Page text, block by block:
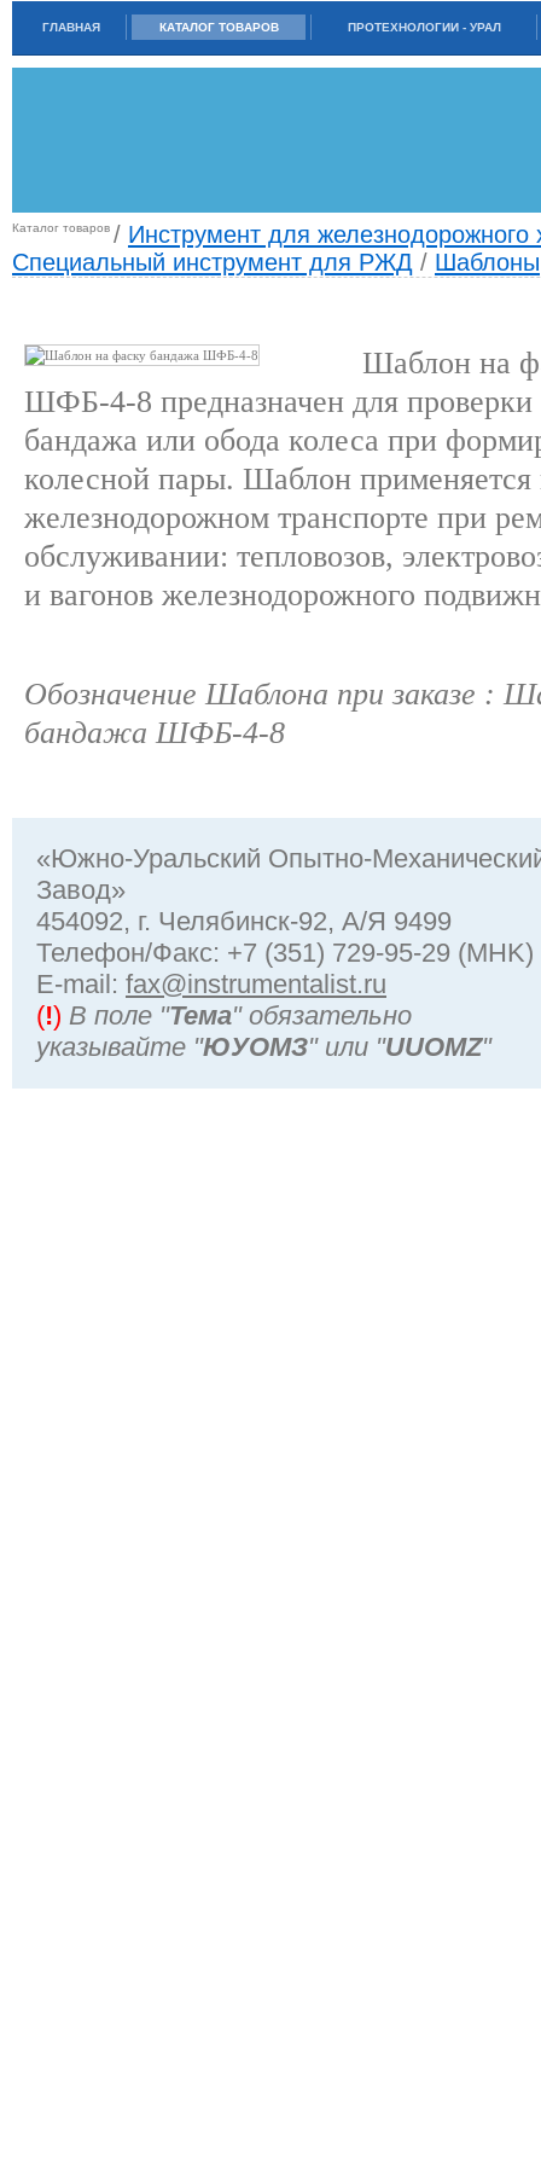
ГЛАВНАЯ КАТАЛОГ ТОВАРОВ ПРОТЕХНОЛОГИИ - УРАЛ
Каталог товаров / Инструмент для железнодорожного
Специальный инструмент для РЖД / Шаблоны
Шаблон на
ШФБ-4-8 предназначен для проверки
бандажа или обода колеса при
колесной пары. Шаблон применяется
железнодорожном транспорте при
обслуживании: тепловозов,
и вагонов железнодорожного
Обозначение Шаблона при заказе :
бандажа ШФБ-4-8
«Южно-Уральский Опытно-
Завод»
454092, г. Челябинск-92, А/Я 9499
Телефон/Факс: +7 (351) 729-95-29 (MHK)
Е-mail: fax@instrumentalist.ru
(!) В поле "Тема" обязательно
указывайте "ЮУОМЗ" или "UUOMZ"